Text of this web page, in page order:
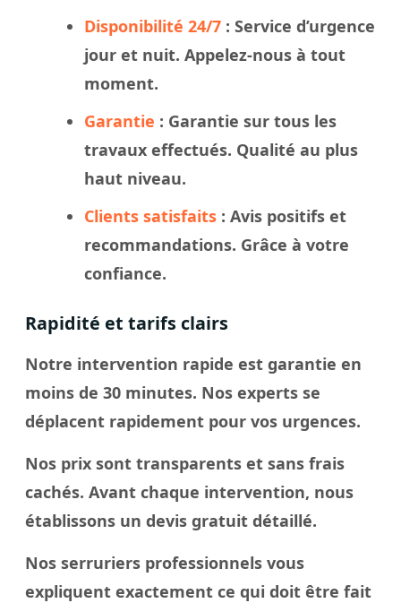
Disponibilité 24/7 : Service d’urgence
jour et nuit. Appelez-nous à tout
moment.
Garantie : Garantie sur tous les
travaux effectués. Qualité au plus
haut niveau.
Clients satisfaits : Avis positifs et
recommandations. Grâce à votre
confiance.
Rapidité et tarifs clairs
Notre intervention rapide est garantie en
moins de 30 minutes. Nos experts se
déplacent rapidement pour vos urgences.
Nos prix sont transparents et sans frais
cachés. Avant chaque intervention, nous
établissons un devis gratuit détaillé.
Nos serruriers professionnels vous
expliquent exactement ce qui doit être fait